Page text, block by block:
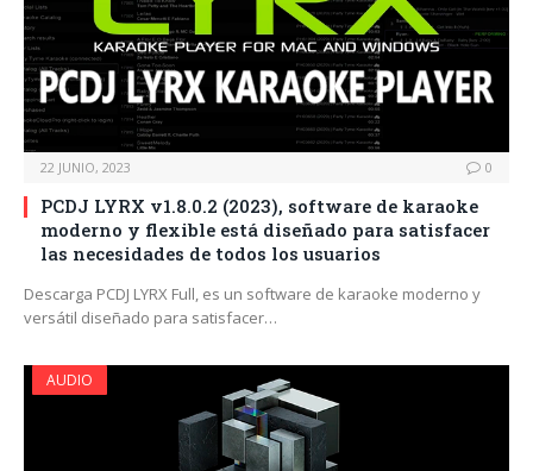
22 JUNIO, 2023 0
PCDJ LYRX v1.8.0.2 (2023), software de karaoke
moderno y flexible está diseñado para satisfacer
las necesidades de todos los usuarios
Descarga PCDJ LYRX Full, es un software de karaoke moderno y
versátil diseñado para satisfacer…
AUDIO